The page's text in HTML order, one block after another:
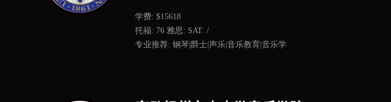
学费: $15618
托福: 76 雅思: SAT: /
专业推荐: 钢琴|爵士|声乐|音乐教育|音乐学